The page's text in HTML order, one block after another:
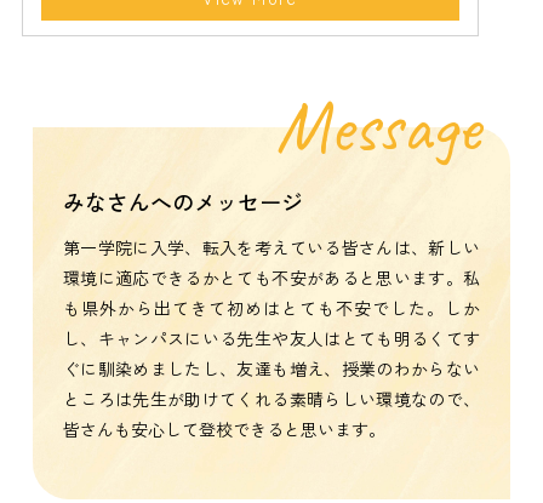
Message
みなさんへのメッセージ
第一学院に入学、転入を考えている皆さんは、新しい
環境に適応できるかとても不安があると思います。私
も県外から出てきて初めはとても不安でした。しか
し、キャンパスにいる先生や友人はとても明るくてす
ぐに馴染めましたし、友達も増え、授業のわからない
ところは先生が助けてくれる素晴らしい環境なので、
皆さんも安心して登校できると思います。